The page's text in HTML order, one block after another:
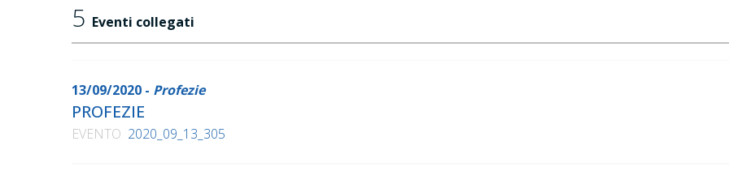
5 Eventi collegati
13/09/2020 - Profezie
PROFEZIE
EVENTO 2020_09_13_305